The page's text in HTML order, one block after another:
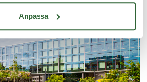
Anpassa